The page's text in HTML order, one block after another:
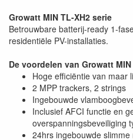
Growatt MIN TL-XH2 serie
Betrouwbare batterij-ready 1-
residentiële PV-installaties.
De voordelen van Growatt
Hoge efficiëntie van maar
2 MPP trackers, 2 strings
Ingebouwde
Inclusief AFCI functie en
overspanningsbeveiliging
24hrs ingebouwde